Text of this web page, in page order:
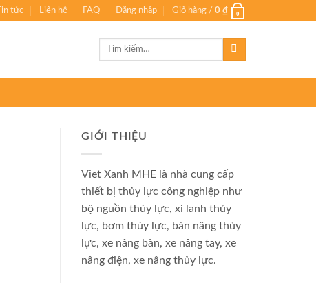
Tin tức Liên hệ FAQ Đăng nhập Giỏ hàng / 0 ₫ 0
Tìm
GIỚI THIỆU
Viet Xanh MHE là nhà cung cấp
thiết bị thủy lực công nghiệp như
bộ nguồn thủy lực, xi lanh thủy
lực, bơm thủy lực, bàn nâng thủy
lực, xe nâng bàn, xe nâng tay, xe
nâng điện, xe nâng thủy lực.